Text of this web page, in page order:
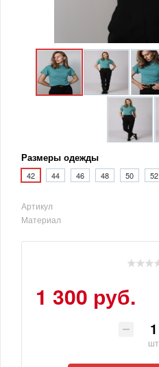
Размеры одежды
42 44 46 48 50 52
Артикул
Материал
1 300 руб.
шт